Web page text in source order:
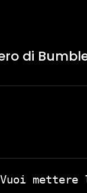
di
mettere